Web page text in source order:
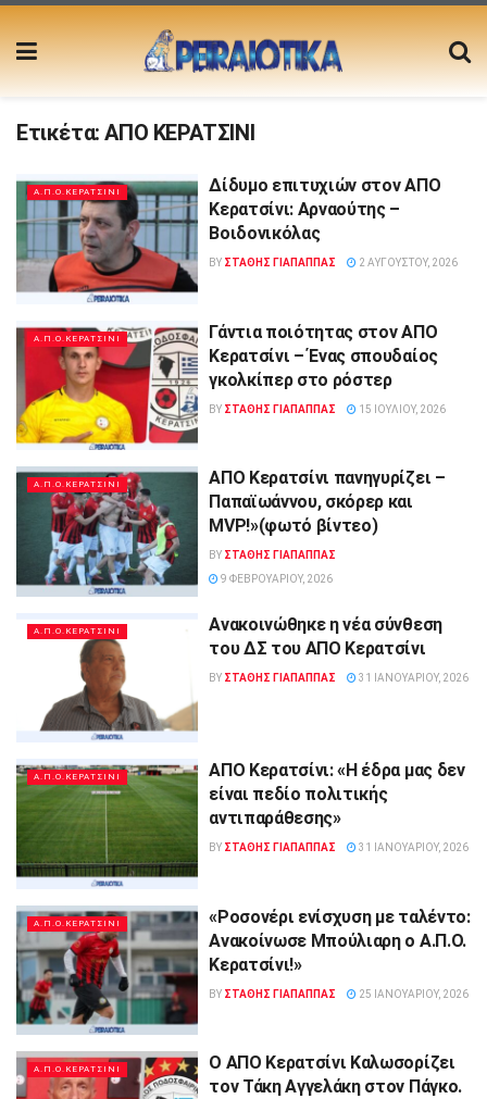
Ετικέτα:ΑΠΟ ΚΕΡΑΤΣΙΝΙ
Α.Π.Ο.ΚΕΡΑΤΣΙΝΙ
Δίδυμο επιτυχιών στον ΑΠΟ
Κερατσίνι: Αρναούτης –
Βοιδονικόλας
BY ΣΤΑΘΗΣ ΓΊΑΠΑΠΠΑΣ 2 ΑΥΓΟΎΣΤΟΥ, 2026
Α.Π.Ο.ΚΕΡΑΤΣΙΝΙ
Γάντια ποιότητας στον ΑΠΟ
Κερατσίνι – Ένας σπουδαίος
γκολκίπερ στο ρόστερ
BY ΣΤΑΘΗΣ ΓΊΑΠΑΠΠΑΣ 15 ΙΟΥΛΊΟΥ, 2026
Α.Π.Ο.ΚΕΡΑΤΣΙΝΙ
ΑΠΟ Κερατσίνι πανηγυρίζει –
Παπαϊωάννου, σκόρερ και
MVP!»(φωτό βίντεο)
BY ΣΤΑΘΗΣ ΓΊΑΠΑΠΠΑΣ
9 ΦΕΒΡΟΥΑΡΊΟΥ, 2026
Α.Π.Ο.ΚΕΡΑΤΣΙΝΙ
Ανακοινώθηκε η νέα σύνθεση
του ΔΣ του ΑΠΟ Κερατσίνι
BY ΣΤΑΘΗΣ ΓΊΑΠΑΠΠΑΣ 31 ΙΑΝΟΥΑΡΊΟΥ, 2026
Α.Π.Ο.ΚΕΡΑΤΣΙΝΙ
ΑΠΟ Κερατσίνι: «Η έδρα μας δεν
είναι πεδίο πολιτικής
αντιπαράθεσης»
BY ΣΤΑΘΗΣ ΓΊΑΠΑΠΠΑΣ 31 ΙΑΝΟΥΑΡΊΟΥ, 2026
Α.Π.Ο.ΚΕΡΑΤΣΙΝΙ
«Ροσονέρι ενίσχυση με ταλέντο:
Ανακοίνωσε Μπούλιαρη ο Α.Π.Ο.
Κερατσίνι!»
BY ΣΤΑΘΗΣ ΓΊΑΠΑΠΠΑΣ 25 ΙΑΝΟΥΑΡΊΟΥ, 2026
Α.Π.Ο.ΚΕΡΑΤΣΙΝΙ
Ο ΑΠΟ Κερατσίνι Καλωσορίζει
τον Τάκη Αγγελάκη στον Πάγκο.